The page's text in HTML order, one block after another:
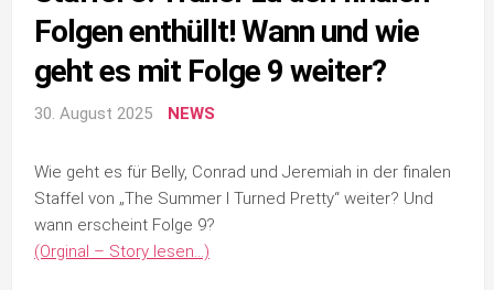
Folgen enthüllt! Wann und wie
geht es mit Folge 9 weiter?
30. August 2025 NEWS
Wie geht es für Belly, Conrad und Jeremiah in der finalen
Staffel von „The Summer I Turned Pretty“ weiter? Und
wann erscheint Folge 9?
(Orginal – Story lesen…)